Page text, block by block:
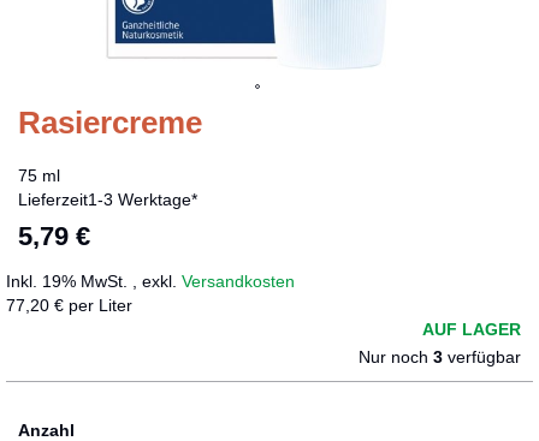
Rasiercreme
75 ml
Lieferzeit1-3 Werktage*
5,79 €
Inkl. 19% MwSt. exkl. Versandkosten
77,20 € per Liter
AUF LAGER
Nur noch 3 verfügbar
Anzahl
Zum